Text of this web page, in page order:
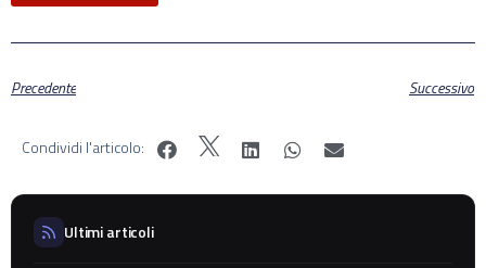
Precedente Successivo
Condividi l'articolo:
Ultimi articoli